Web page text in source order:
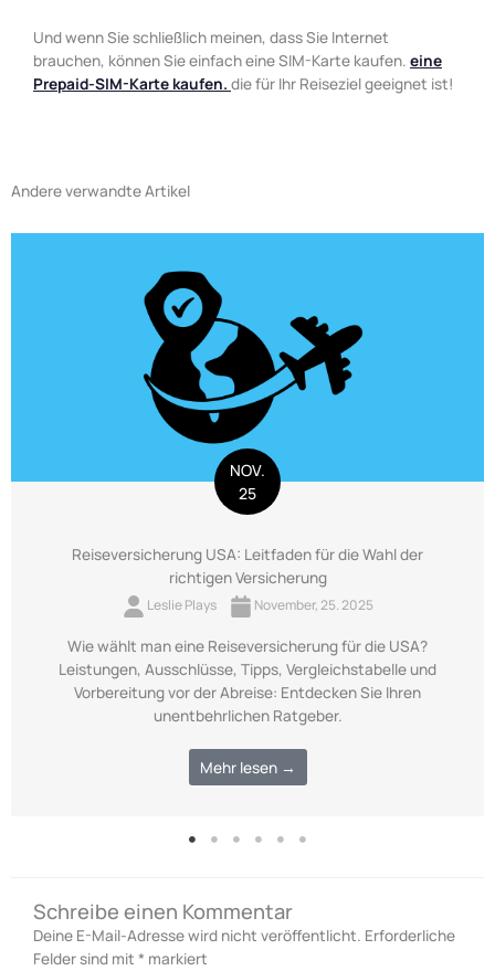
Und wenn Sie schließlich meinen, dass Sie Internet
brauchen, können Sie einfach eine SIM-Karte kaufen. eine
Prepaid-SIM-Karte kaufen. die für Ihr Reiseziel geeignet ist!
Andere verwandte Artikel
NOV.
25
Reiseversicherung USA: Leitfaden für die Wahl der
richtigen Versicherung
Leslie Plays November, 25. 2025
Wie wählt man eine Reiseversicherung für die USA?
Leistungen, Ausschlüsse, Tipps, Vergleichstabelle und
Vorbereitung vor der Abreise: Entdecken Sie Ihren
unentbehrlichen Ratgeber.
Mehr lesen →
Schreibe einen Kommentar
Deine E-Mail-Adresse wird nicht veröffentlicht. Erforderliche
Felder sind mit * markiert